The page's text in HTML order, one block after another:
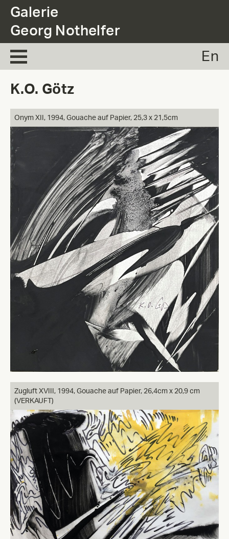
Galerie
Georg Nothelfer
En
K.O. Götz
Onym XII, 1994, Gouache auf Papier, 25,3 x 21,5cm
Zugluft XVIII, 1994, Gouache auf Papier, 26,4cm x 20,9 cm
(VERKAUFT)